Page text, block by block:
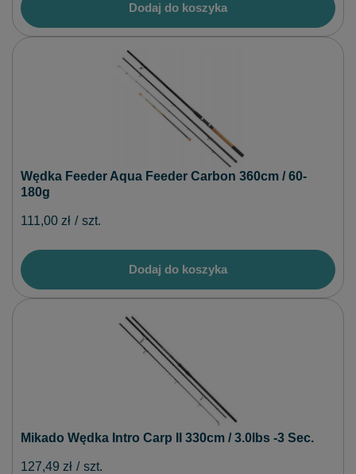
Dodaj do koszyka
Wędka Feeder Aqua Feeder Carbon 360cm / 60-
180g
111,00 zł / szt.
Dodaj do koszyka
Mikado Wędka Intro Carp II 330cm / 3.0lbs -3 Sec.
127,49 zł / szt.